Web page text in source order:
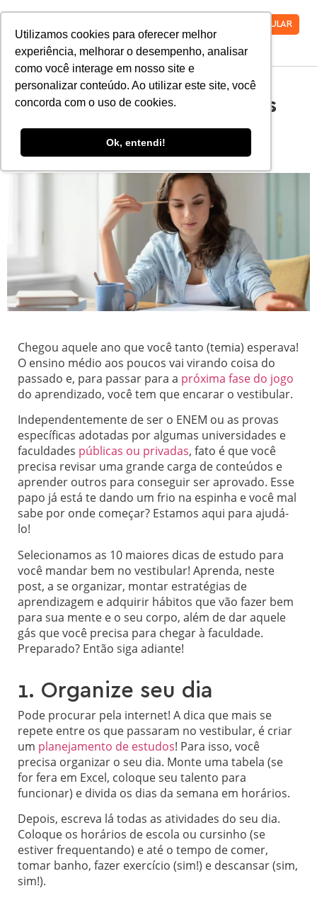
Utilizamos cookies para oferecer melhor
experiência, melhorar o desempenho, analisar
como você interage em nosso site e
personalizar conteúdo. Ao utilizar este site, você
concorda com o uso de cookies.
Ok, entendi!
VESTIBULAR
Confira nossas 10 maiores
dicas de estudo para o
vestibular!
Chegou aquele ano que você tanto (temia) esperava!
O ensino médio aos poucos vai virando coisa do
passado e, para passar para a próxima fase do jogo
do aprendizado, você tem que encarar o vestibular.
Independentemente de ser o ENEM ou as provas
específicas adotadas por algumas universidades e
faculdades públicas ou privadas, fato é que você
precisa revisar uma grande carga de conteúdos e
aprender outros para conseguir ser aprovado. Esse
papo já está te dando um frio na espinha e você mal
sabe por onde começar? Estamos aqui para ajudá-
lo!
Selecionamos as 10 maiores dicas de estudo para
você mandar bem no vestibular! Aprenda, neste
post, a se organizar, montar estratégias de
aprendizagem e adquirir hábitos que vão fazer bem
para sua mente e o seu corpo, além de dar aquele
gás que você precisa para chegar à faculdade.
Preparado? Então siga adiante!
1. Organize seu dia
Pode procurar pela internet! A dica que mais se
repete entre os que passaram no vestibular, é criar
um planejamento de estudos! Para isso, você
precisa organizar o seu dia. Monte uma tabela (se
for fera em Excel, coloque seu talento para
funcionar) e divida os dias da semana em horários.
Depois, escreva lá todas as atividades do seu dia.
Coloque os horários de escola ou cursinho (se
estiver frequentando) e até o tempo de comer,
tomar banho, fazer exercício (sim!) e descansar (sim,
sim!).